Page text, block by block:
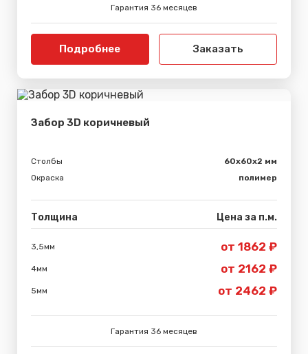
Гарантия 36 месяцев
Подробнее Заказать
Забор 3D коричневый
Столбы
60х60х2 мм
Окраска
полимер
Толщина Цена за п.м.
3,5мм от 1862 ₽
4мм от 2162 ₽
5мм от 2462 ₽
Гарантия 36 месяцев